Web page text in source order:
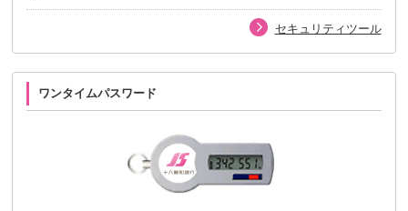
セキュリティツール
ワンタイムパスワード